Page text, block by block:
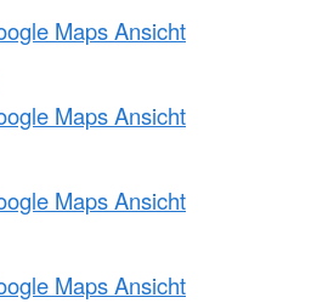
Maps Ansicht
Maps Ansicht
Maps Ansicht
Maps Ansicht